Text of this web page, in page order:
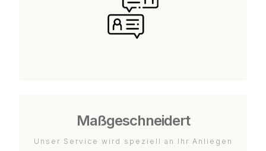
Maßgeschneidert
Unser Service wird speziell an Ihr Anliegen